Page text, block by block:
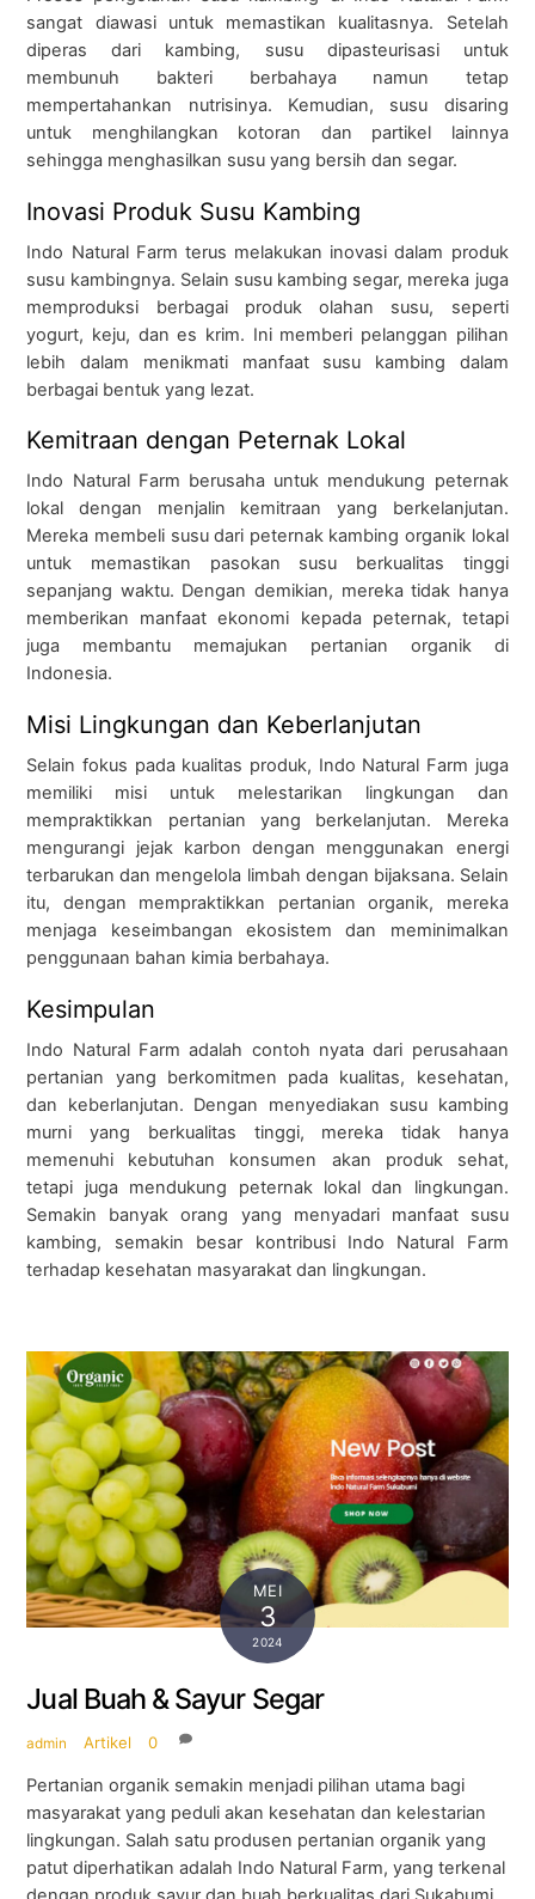
sangat diawasi untuk memastikan kualitasnya. Setelah
diperas dari kambing, susu dipasteurisasi untuk
membunuh bakteri berbahaya namun tetap
mempertahankan nutrisinya. Kemudian, susu disaring
untuk menghilangkan kotoran dan partikel lainnya
sehingga menghasilkan susu yang bersih dan segar.
Inovasi Produk Susu Kambing
Indo Natural Farm terus melakukan inovasi dalam produk
susu kambingnya. Selain susu kambing segar, mereka juga
memproduksi berbagai produk olahan susu, seperti
yogurt, keju, dan es krim. Ini memberi pelanggan pilihan
lebih dalam menikmati manfaat susu kambing dalam
berbagai bentuk yang lezat.
Kemitraan dengan Peternak Lokal
Indo Natural Farm berusaha untuk mendukung peternak
lokal dengan menjalin kemitraan yang berkelanjutan.
Mereka membeli susu dari peternak kambing organik lokal
untuk memastikan pasokan susu berkualitas tinggi
sepanjang waktu. Dengan demikian, mereka tidak hanya
memberikan manfaat ekonomi kepada peternak, tetapi
juga membantu memajukan pertanian organik di
Indonesia.
Misi Lingkungan dan Keberlanjutan
Selain fokus pada kualitas produk, Indo Natural Farm juga
memiliki misi untuk melestarikan lingkungan dan
mempraktikkan pertanian yang berkelanjutan. Mereka
mengurangi jejak karbon dengan menggunakan energi
terbarukan dan mengelola limbah dengan bijaksana. Selain
itu, dengan mempraktikkan pertanian organik, mereka
menjaga keseimbangan ekosistem dan meminimalkan
penggunaan bahan kimia berbahaya.
Kesimpulan
Indo Natural Farm adalah contoh nyata dari perusahaan
pertanian yang berkomitmen pada kualitas, kesehatan,
dan keberlanjutan. Dengan menyediakan susu kambing
murni yang berkualitas tinggi, mereka tidak hanya
memenuhi kebutuhan konsumen akan produk sehat,
tetapi juga mendukung peternak lokal dan lingkungan.
Semakin banyak orang yang menyadari manfaat susu
kambing, semakin besar kontribusi Indo Natural Farm
terhadap kesehatan masyarakat dan lingkungan.
MEI
3
2024
Jual Buah & Sayur Segar
admin Artikel 0
Pertanian organik semakin menjadi pilihan utama bagi
masyarakat yang peduli akan kesehatan dan kelestarian
lingkungan. Salah satu produsen pertanian organik yang
patut diperhatikan adalah Indo Natural Farm, yang terkenal